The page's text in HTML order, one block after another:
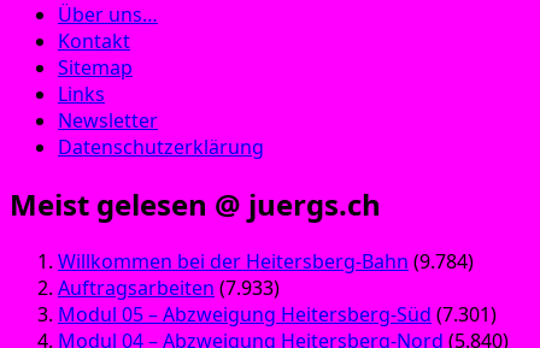
Über uns…
Kontakt
Sitemap
Links
Newsletter
Datenschutzerklärung
Meist gelesen @ juergs.ch
Willkommen bei der Heitersberg-Bahn (9.784)
Auftragsarbeiten (7.933)
Modul 05 – Abzweigung Heitersberg-Süd (7.301)
Modul 04 – Abzweigung Heitersberg-Nord (5.840)